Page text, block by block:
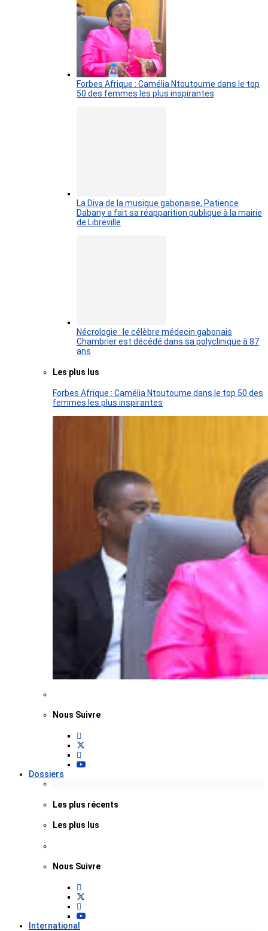
Forbes Afrique : Camélia Ntoutoume dans le top
50 des femmes les plus inspirantes
La Diva de la musique gabonaise, Patience
Dabany a fait sa réapparition publique à la mairie
de Libreville
Nécrologie : le célèbre médecin gabonais
Chambrier est décédé dans sa polyclinique à 87
ans
Les plus lus
Forbes Afrique : Camélia Ntoutoume dans le top 50 des
femmes les plus inspirantes
Nous Suivre
Dossiers
Les plus récents
Les plus lus
Nous Suivre
International